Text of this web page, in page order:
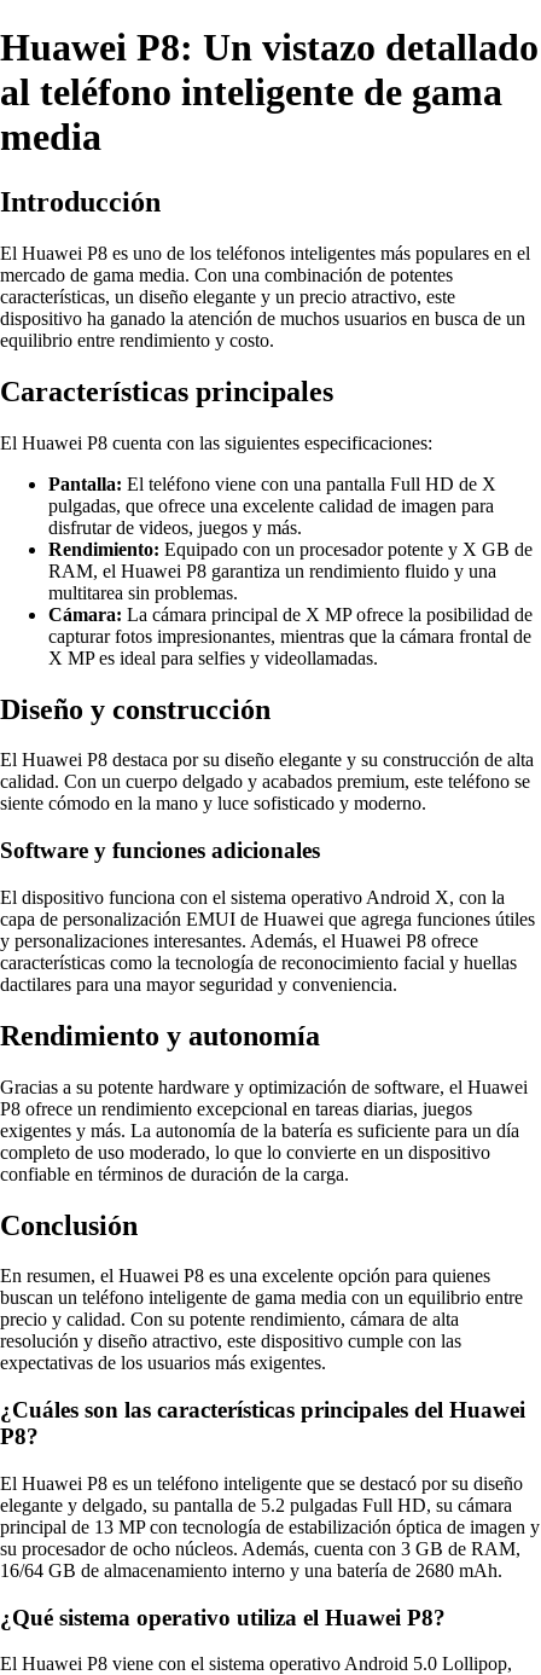
Huawei P8: Un vistazo detallado
al teléfono inteligente de gama
media
Introducción
El Huawei P8 es uno de los teléfonos inteligentes más populares en el
mercado de gama media. Con una combinación de potentes
características, un diseño elegante y un precio atractivo, este
dispositivo ha ganado la atención de muchos usuarios en busca de un
equilibrio entre rendimiento y costo.
Características principales
El Huawei P8 cuenta con las siguientes especificaciones:
Pantalla: El teléfono viene con una pantalla Full HD de X
pulgadas, que ofrece una excelente calidad de imagen para
disfrutar de videos, juegos y más.
Rendimiento: Equipado con un procesador potente y X GB de
RAM, el Huawei P8 garantiza un rendimiento fluido y una
multitarea sin problemas.
Cámara: La cámara principal de X MP ofrece la posibilidad de
capturar fotos impresionantes, mientras que la cámara frontal de
X MP es ideal para selfies y videollamadas.
Diseño y construcción
El Huawei P8 destaca por su diseño elegante y su construcción de alta
calidad. Con un cuerpo delgado y acabados premium, este teléfono se
siente cómodo en la mano y luce sofisticado y moderno.
Software y funciones adicionales
El dispositivo funciona con el sistema operativo Android X, con la
capa de personalización EMUI de Huawei que agrega funciones útiles
y personalizaciones interesantes. Además, el Huawei P8 ofrece
características como la tecnología de reconocimiento facial y huellas
dactilares para una mayor seguridad y conveniencia.
Rendimiento y autonomía
Gracias a su potente hardware y optimización de software, el Huawei
P8 ofrece un rendimiento excepcional en tareas diarias, juegos
exigentes y más. La autonomía de la batería es suficiente para un día
completo de uso moderado, lo que lo convierte en un dispositivo
confiable en términos de duración de la carga.
Conclusión
En resumen, el Huawei P8 es una excelente opción para quienes
buscan un teléfono inteligente de gama media con un equilibrio entre
precio y calidad. Con su potente rendimiento, cámara de alta
resolución y diseño atractivo, este dispositivo cumple con las
expectativas de los usuarios más exigentes.
¿Cuáles son las características principales del Huawei
P8?
El Huawei P8 es un teléfono inteligente que se destacó por su diseño
elegante y delgado, su pantalla de 5.2 pulgadas Full HD, su cámara
principal de 13 MP con tecnología de estabilización óptica de imagen y
su procesador de ocho núcleos. Además, cuenta con 3 GB de RAM,
16/64 GB de almacenamiento interno y una batería de 2680 mAh.
¿Qué sistema operativo utiliza el Huawei P8?
El Huawei P8 viene con el sistema operativo Android 5.0 Lollipop,